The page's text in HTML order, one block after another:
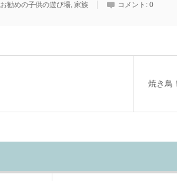
お勧めの子供の遊び場, 家族 コメント: 0
焼き鳥